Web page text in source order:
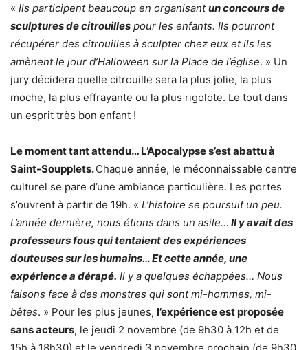
« Ils participent beaucoup en organisantun concours de
sculptures de citrouilles pour les enfants. Ils pourront
récupérer des citrouilles à sculpter chez eux et ils les
amènent le jour d’Halloween sur la Place de l’église. » Un
jury décidera quelle citrouille sera la plus jolie, la plus
moche, la plus effrayante ou la plus rigolote. Le tout dans
un esprit très bon enfant !
Le moment tant attendu… L’Apocalypse s’est abattu à
Saint-Soupplets.Chaque année, le méconnaissable centre
culturel se pare d’une ambiance particulière. Les portes
s’ouvrent à partir de 19h. « L’histoire se poursuit un peu.
L’année dernière, nous étions dans un asile… Il y avait des
professeurs fous qui tentaient des expériences
douteuses sur les humains… Et cette année, une
expérience a dérapé. Il y a quelques échappées… Nous
faisons face à des monstres qui sont mi-hommes, mi-
bêtes. » Pour les plus jeunes, l’expérience est proposée
sans acteurs, le jeudi 2 novembre (de 9h30 à 12h et de